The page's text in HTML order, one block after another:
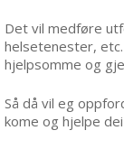
Det vil medføre
helsetenester,
hjelpsomme og
Så då vil eg
kome og hjelpe